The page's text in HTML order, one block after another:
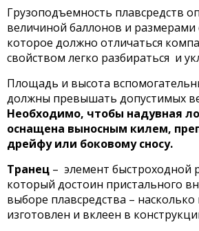
Грузоподъемность плавсредств
величиной баллонов и
которое должно отличаться
свойством легко разбираться и
Площадь и высота
должны превышать допустимых
Необходимо, чтобы надувная
оснащена выносным килем,
дрейфу или боковому сносу.
Транец – элемент быстроходной
который достоин пристального
выборе плавсредства – насколько
изготовлен и вклеен в